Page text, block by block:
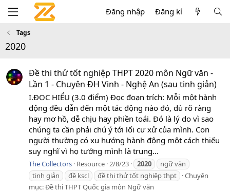
Đăng nhập Đăng kí
Tags
2020
Đề thi thử tốt nghiệp THPT 2020 môn Ngữ văn -
Lần 1 - Chuyên ĐH Vinh - Nghệ An (sau tinh giản)
I.ĐỌC HIỂU (3.0 điểm) Đọc đoạn trích: Mỗi một hành
động đều dẫn đến một tác động nào đó, dù rõ ràng
hay mơ hồ, dễ chịu hay phiền toái. Đó là lý do vì sao
chúng ta cần phải chú ý tới lối cư xử của mình. Con
người thường có xu hướng hành động một cách thiếu
suy nghĩ vì họ tưởng mình là trung...
The Collectors Resource 2/8/23 2020
ngữ văn
tinh giản
đề kscl đề thi thử tốt nghiệp thpt
Chuyên
mục:Đề thi THPT Quốc gia môn Ngữ văn